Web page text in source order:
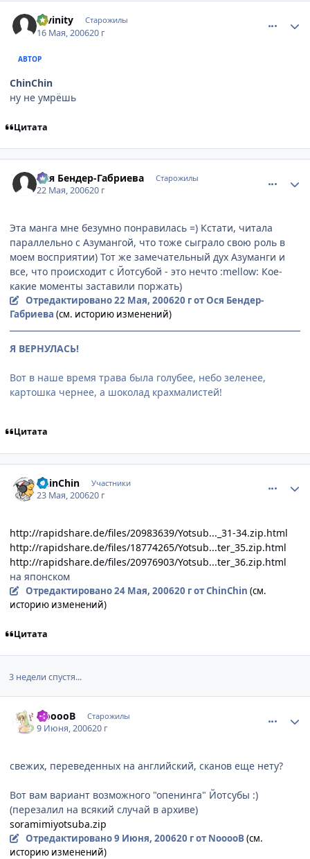
Divinity Старожилы
16 Мая, 200620 г
АВТОР
ChinChin
ну не умрёшь
Цитата
Ося Бендер-Габриева Старожилы
22 Мая, 200620 г
Эта манга мне безумно понравилась =) Кстати, читала
параллельно с Азумангой, что тоже сыграло свою роль в
моем восприятии) Тот же замечательный дух Азуманги и
все, что происходит с Йотсубой - это нечто :mellow: Кое-
какие моменты заставили поржать)
Отредактировано22 Мая, 200620 гот Ося Бендер-
Габриева (см. историю изменений)
Я ВЕРНУЛАСЬ!
Вот в наше время трава была голубее, небо зеленее,
картошка чернее, а шоколад крахмалистей!
Цитата
ChinChin Участники
23 Мая, 200620 г
http://rapidshare.de/files/20983639/Yotsub..._31-34.zip.html
http://rapidshare.de/files/18774265/Yotsub...ter_35.zip.html
http://rapidshare.de/files/20976903/Yotsub...ter_36.zip.html
на японском
Отредактировано24 Мая, 200620 гот ChinChin (см.
историю изменений)
Цитата
3 недели спустя...
NooooB Старожилы
9 Июня, 200620 г
свежих, переведенных на английский, сканов еще нету?
Вот вам вариант возможного "опенинга" Йотсубы :)
(перезалил на всякий случай в архиве)
soramimiyotsuba.zip
Отредактировано9 Июня, 200620 гот NooooB(см.
историю изменений)